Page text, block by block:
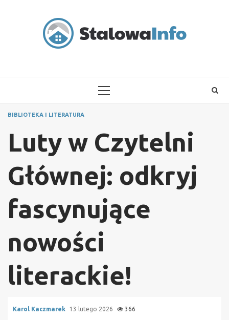
PRIMARY
BIBLIOTEKA I LITERATURA
Luty w Czytelni
Głównej: odkryj
fascynujące
nowości
literackie!
Karol Kaczmarek 13 lutego 2026 366